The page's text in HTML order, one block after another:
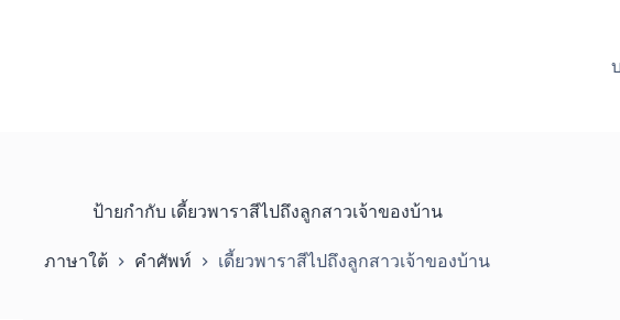
ป้ายกำกับ เดี้ยวพาราสีไปถึงลูกสาวเจ้าของบ้าน
ภาษาใต้ คำศัพท์ เดี้ยวพาราสีไปถึงลูกสาวเจ้าของบ้าน